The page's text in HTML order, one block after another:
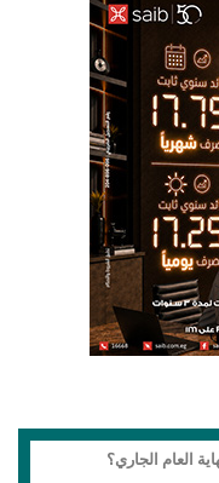
العام الجاري؟